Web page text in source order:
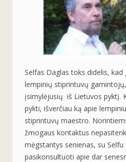
Selfas Daglas toks didelis, kad
lempinių stiprintuvų
įsimylėjusių iš Lietuvos pyktį.
pykti, išverčiau ką apie
stiprintuvų maestro.
žmogaus kontaktus
mėgstantys senienas, su Selfu
pasikonsultuoti apie dar